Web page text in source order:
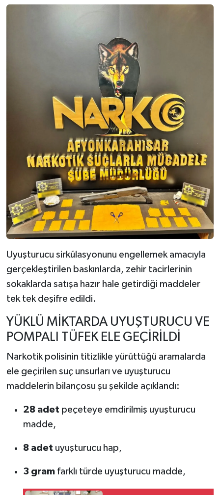
Uyuşturucu sirkülasyonunu engellemek amacıyla
gerçekleştirilen baskınlarda, zehir tacirlerinin
sokaklarda satışa hazır hale getirdiği maddeler
tek tek deşifre edildi.
YÜKLÜ MİKTARDA UYUŞTURUCU VE
POMPALI TÜFEK ELE GEÇİRİLDİ
Narkotik polisinin titizlikle yürüttüğü aramalarda
ele geçirilen suç unsurları ve uyuşturucu
maddelerin bilançosu şu şekilde açıklandı:
28 adet peçeteye emdirilmiş uyuşturucu
madde,
8 adet uyuşturucu hap,
3 gramfarklı türde uyuşturucu madde,